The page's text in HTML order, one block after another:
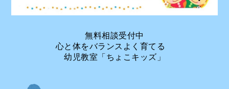
無料相談受付中
心と体をバランスよく育てる
幼児教室「ちょこキッズ」